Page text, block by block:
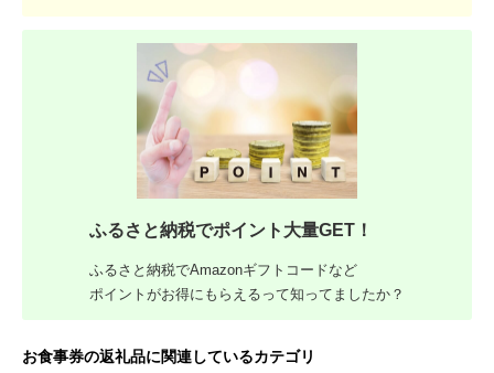
ふるさと納税でポイント大量GET！
ふるさと納税でAmazonギフトコードなど
ポイントがお得にもらえるって知ってましたか？
お食事券の返礼品に関連しているカテゴリ